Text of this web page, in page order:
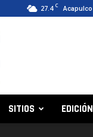
27.4 C Acapulco
SITIOS